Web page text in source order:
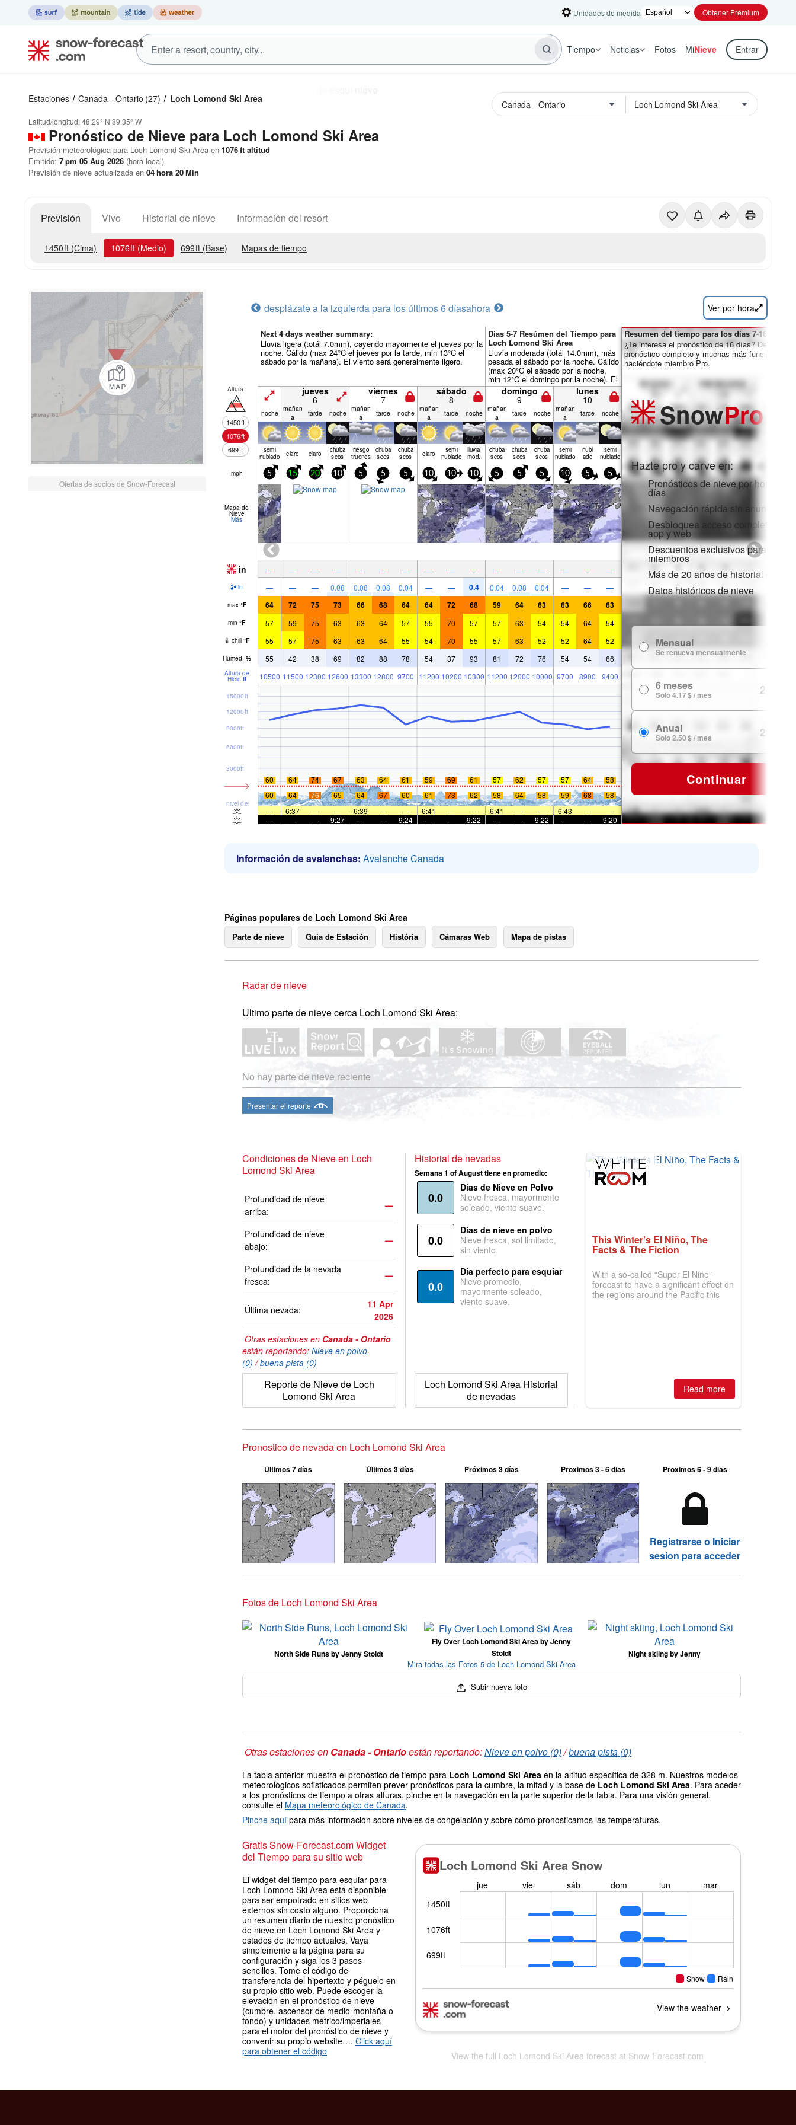
Unidades de medida Obtener Prémium
Tiempo Noticias Fotos MiNieve Entrar
Estaciones Canada - Ontario (27) Loch Lomond Ski Area
Latitud/longitud:48.29° N 89.35° W
Pronóstico de Nieve para Loch Lomond Ski Area
Previsión meteorológica para Loch Lomond Ski Area en 1076ft altitud
Emitido: 7 pm 05 Aug 2026 (hora local)
Previsión de nieve actualizada en 04hora 20Min
Previsión Vivo Historial de nieve Información del resort
1450ft (Cima) 1076ft (Medio) 699ft (Base) Mapas de tiempo
Ofertas de socios de Snow-Forecast
desplázate a la izquierda para los últimos 6 díasahora Ver por hora
Next 4 days weather summary:
Lluvia ligera (totál 7.0mm), cayendo mayormente el jueves por la
noche. Cálido (max 24°C el jueves por la tarde, min 13°C el
sábado por la mañana). El viento será generalmente ligero.
Días 5-7 Resúmen del Tiempo para
Loch Lomond Ski Area
Lluvia moderada (totál 14.0mm), más
pesada el sábado por la noche. Cálido
(max 20°C el sábado por la noche,
min 12°C el domingo por la noche). El
viento será generalmente ligero.
Altura
1450ft
1076ft
699ft
jueves
6
viernes
7
sábado
8
domingo
9
lunes
10
noche mañan
a
tarde noche mañan
a
tarde noche mañan
a
tarde noche mañan
a
tarde noche mañan
a
tarde noche
semi
nublado claro claro chuba
scos
riesgo
truenos
chuba
scos
chuba
scos claro semi
nublado
lluvia
mod.
chuba
scos
chuba
scos
chuba
scos
semi
nublado
nubl
ado
semi
nublado
mph 5 15 20 10 5 5 5 10 10 10 5 5 5 10 5 5
Mapa de
Nieve
Más
in — — — — — — — — — — — — — — — —
in — — — 0.08 0.08 0.08 0.04 — — 0.4 0.04 0.08 0.04 — — —
max °F 64 72 75 73 66 68 64 64 72 68 59 64 63 63 66 63
min °F 57 59 75 63 63 64 57 55 70 57 57 63 54 54 64 54
chill °F 55 57 75 63 63 64 55 54 70 55 57 63 52 52 64 52
Humed. % 55 42 38 69 82 88 78 54 37 93 81 72 76 54 54 66
Altura de
Hielo ft 10500 11500 12300 12600 13300 12800 9700 11200 10200 10300 11200 12000 10000 9700 8900 9400
nivel del mar
3000ft
6000ft
9000ft
12000ft
15000ft
60 64 74 67 63 64 61 59 69 61 57 62 57 57 64
58
60
64 76 65 64 67 60 61 73 62 58 64 58 59 68
58
—
6:37 — — 6:39 — — 6:41 — — 6:41 — — 6:43 —
—
—
— — 9:27 — — 9:24 — — 9:22 — — 9:22 — — 9:20
Resumen del tiempo para los días 7-16:
¿Te interesa el pronóstico de 16 días?
pronóstico completo y muchas más funciones
haciéndote miembro Pro.
SnowPro
Hazte pro y carve en:
Pronósticos de nieve por horas y
días
Navegación rápida sin anuncios
Desbloquea acceso completo en la
app y web
Descuentos exclusivos para
miembros
Más de 20 años de historial de
Datos históricos de nieve
Mensual
Se renueva mensualmente
6 meses
Solo 4.17 $ / mes 24.99 $
Anual
Solo 2.50 $ / mes 29.99 $
Continuar
Información de avalanchas: Avalanche Canada
Páginas populares de Loch Lomond Ski Area
Parte de nieve Guía de Estación História Cámaras Web Mapa de pistas
Radar de nieve
Ultimo parte de nieve cerca Loch Lomond Ski Area:
No hay parte de nieve reciente
Presentar el reporte
Condiciones de Nieve en Loch
Lomond Ski Area
Profundidad de nieve
arriba:
—
Profundidad de nieve
abajo:
—
Profundidad de la nevada
fresca:
—
Última nevada:
11 Apr
2026
Otras estaciones en Canada - Ontario
están reportando: Nieve en polvo
(0) /buena pista (0)
Reporte de Nieve de Loch
Lomond Ski Area
Historial de nevadas
Semana 1 of August tiene en promedio:
0.0
Dias de Nieve en Polvo
Nieve fresca, mayormente
soleado, viento suave.
0.0
Dias de nieve en polvo
Nieve fresca, sol limitado,
sin viento.
0.0
Dia perfecto para esquiar
Nieve promedio,
mayormente soleado,
viento suave.
Loch Lomond Ski Area Historial
de nevadas
This Winter’s El Niño, The
Facts & The Fiction
With a so-called “Super El Niño”
forecast to have a significant effect on
the regions around the Pacific this
Read more
Pronostico de nevada en Loch Lomond Ski Area
Últimos 7 días Últimos 3 días Próximos 3 días Proximos 3 - 6 dias Proximos 6 - 9 dias
Registrarse o Iniciar
sesion para acceder
Fotos de Loch Lomond Ski Area
North Side Runs by Jenny Stoldt
Fly Over Loch Lomond Ski Area by Jenny
Stoldt
Night skiing by Jenny
Mira todas las Fotos 5 de Loch Lomond Ski Area
Subir nueva foto
Otras estaciones en Canada - Ontarioestán reportando:Nieve en polvo (0)/buena pista (0)
La tabla anterior muestra el pronóstico de tiempo para Loch Lomond Ski Area en la altitud específica de 328 m. Nuestros modelos
meteorológicos sofisticados permiten prever pronósticos para la cumbre, la mitad y la base de Loch Lomond Ski Area. Para aceder
a los pronósticos de tiempo a otras alturas, pinche en la navegación en la parte superior de la tabla. Para una visión general,
consulte el Mapa meteorológico de Canada.
Pinche aquí para más información sobre niveles de congelación y sobre cómo pronosticamos las temperaturas.
Gratis Snow-Forecast.com Widget
del Tiempo para su sitio web
El widget del tiempo para esquiar para
Loch Lomond Ski Area está disponible
para ser empotrado en sitios web
externos sin costo alguno. Proporciona
un resumen diario de nuestro pronóstico
de nieve en Loch Lomond Ski Area y
estados de tiempo actuales. Vaya
simplemente a la página para su
configuración y siga los 3 pasos
sencillos. Tome el código de
transferencia del hipertexto y péguelo en
su propio sitio web. Puede escoger la
elevación en el pronóstico de nieve
(cumbre, ascensor de medio-montaña o
fondo) y unidades métrico/imperiales
para el motor del pronóstico de nieve y
convenir su propio website…. Click aquí
para obtener el código
View the full Loch Lomond Ski Area forecast at Snow-Forecast.com